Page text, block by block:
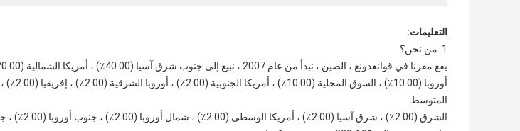
التعليمات:
1. من نحن؟
يقع مقرنا في قوانغدونغ ، الصين ، نبدأ من عام 2007 ، نبيع إلى جنوب شرق آسيا (40.00٪) ، أمريكا الشمالية (20.00٪) ، الغربية
المتوسط
الشرق (2.00٪) ، شرق آسيا (2.00٪) ، أمريكا الوسطى (2.00٪) ، شمال أوروبا (2.00٪) ، جنوب أوروبا (2.00٪) ، جنوب آسيا (2.00٪).هناك